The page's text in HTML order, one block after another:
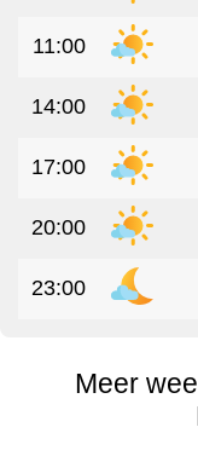
11:00
14:00
17:00
20:00
23:00
Meer